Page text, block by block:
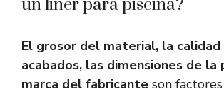
un liner para piscina?
El grosor del material, la
acabados, las dimensiones de la
marca del fabricante son